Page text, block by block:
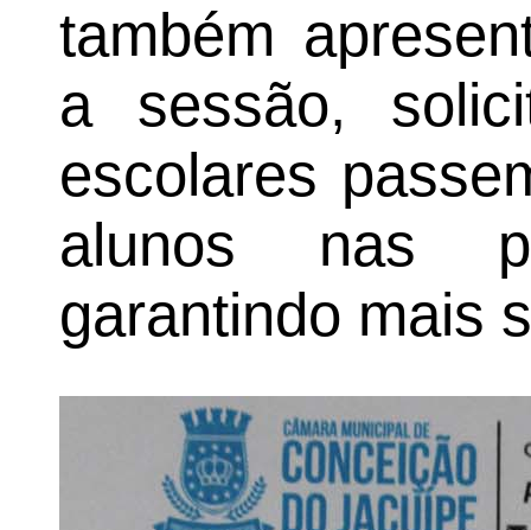
também
a sessão,
escolares
alunos nas
garantindo mais